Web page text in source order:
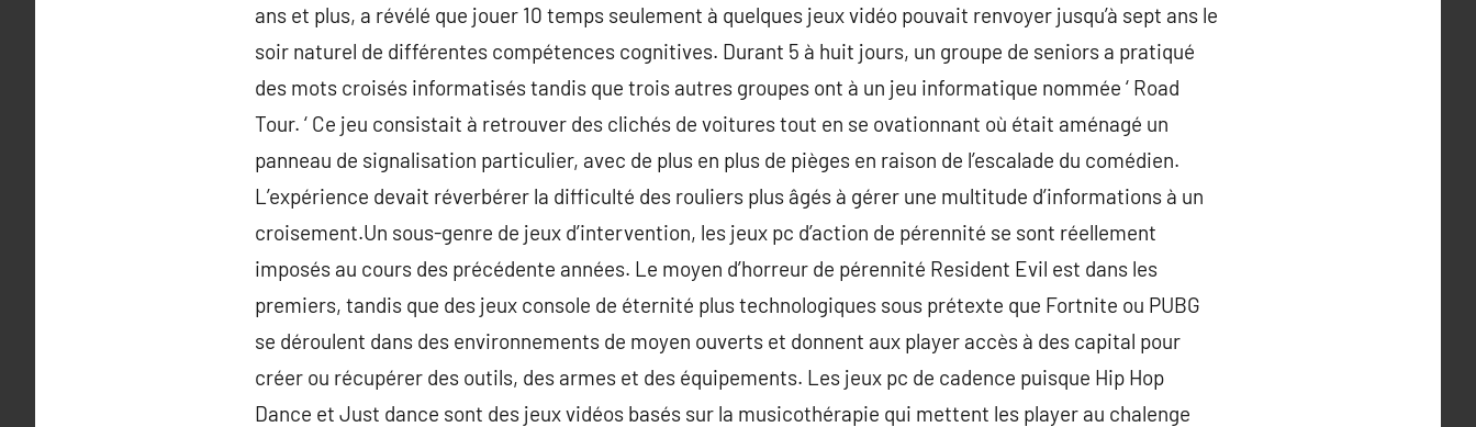
ans et plus, a révélé que jouer 10 temps seulement à quelques jeux vidéo pouvait renvoyer jusqu’à sept ans le
soir naturel de différentes compétences cognitives. Durant 5 à huit jours, un groupe de seniors a pratiqué
des mots croisés informatisés tandis que trois autres groupes ont à un jeu informatique nommée ‘ Road
Tour. ‘ Ce jeu consistait à retrouver des clichés de voitures tout en se ovationnant où était aménagé un
panneau de signalisation particulier, avec de plus en plus de pièges en raison de l’escalade du comédien.
L’expérience devait réverbérer la difficulté des rouliers plus âgés à gérer une multitude d’informations à un
croisement.Un sous-genre de jeux d’intervention, les jeux pc d’action de pérennité se sont réellement
imposés au cours des précédente années. Le moyen d’horreur de pérennité Resident Evil est dans les
premiers, tandis que des jeux console de éternité plus technologiques sous prétexte que Fortnite ou PUBG
se déroulent dans des environnements de moyen ouverts et donnent aux player accès à des capital pour
créer ou récupérer des outils, des armes et des équipements. Les jeux pc de cadence puisque Hip Hop
Dance et Just dance sont des jeux vidéos basés sur la musicothérapie qui mettent les player au chalenge